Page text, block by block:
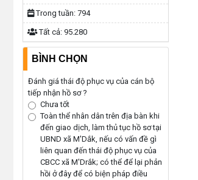
Trong tuần: 794
Tất cả: 95.280
BÌNH CHỌN
Đánh giá thái độ phục vụ của cán bộ
tiếp nhận hồ sơ ?
Chưa tốt
Toàn thể nhân dân trên địa bàn khi
đến giao dịch, làm thủ tục hồ sơ tại
UBND xã M'Dắk, nếu có vấn đề gì
liên quan đến thái độ phục vụ của
CBCC xã M'Drắk; có thể để lại phản
hồi ở đây để có biện pháp điều